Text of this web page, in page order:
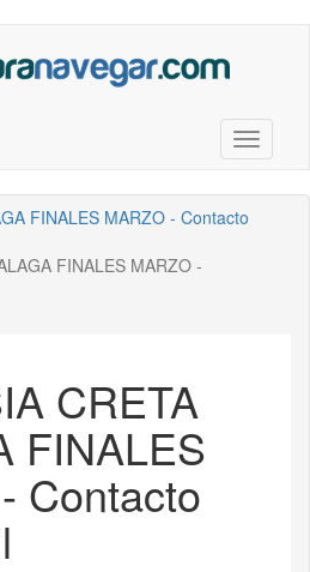
Toggle
FINALES MARZO - Contacto
FINALES MARZO -
CRETA
FINALES
Contacto